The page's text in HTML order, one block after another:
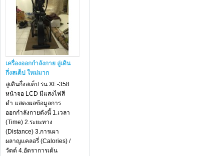
เครื่องออกกำลังกาย ลู่เดิน
กึ่งสเต็ป ใหม่มาก
ลู่เดินกึ่งสเต็ป ร่น XE-358
หน้าจอ LCD มีแสงไฟสี
ดำ แสดงผลข้อมูลการ
ออกกำลังกายดังนี้ 1.เวลา
(Time) 2.ระยะทาง
(Distance) 3.การเผา
ผลาญแคลอรี่ (Calories) /
วัตต์ 4.อัตราการเต้น